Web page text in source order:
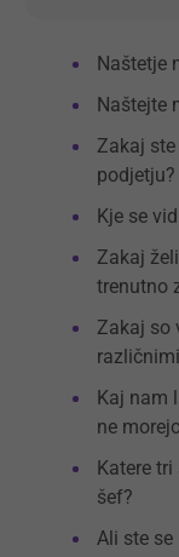
Naštetje
Naštejte
Zakaj
podjetju?
Kje se
Zakaj
trenutno
Zakaj so
Kaj nam
ne
Katere
šef?
Ali ste